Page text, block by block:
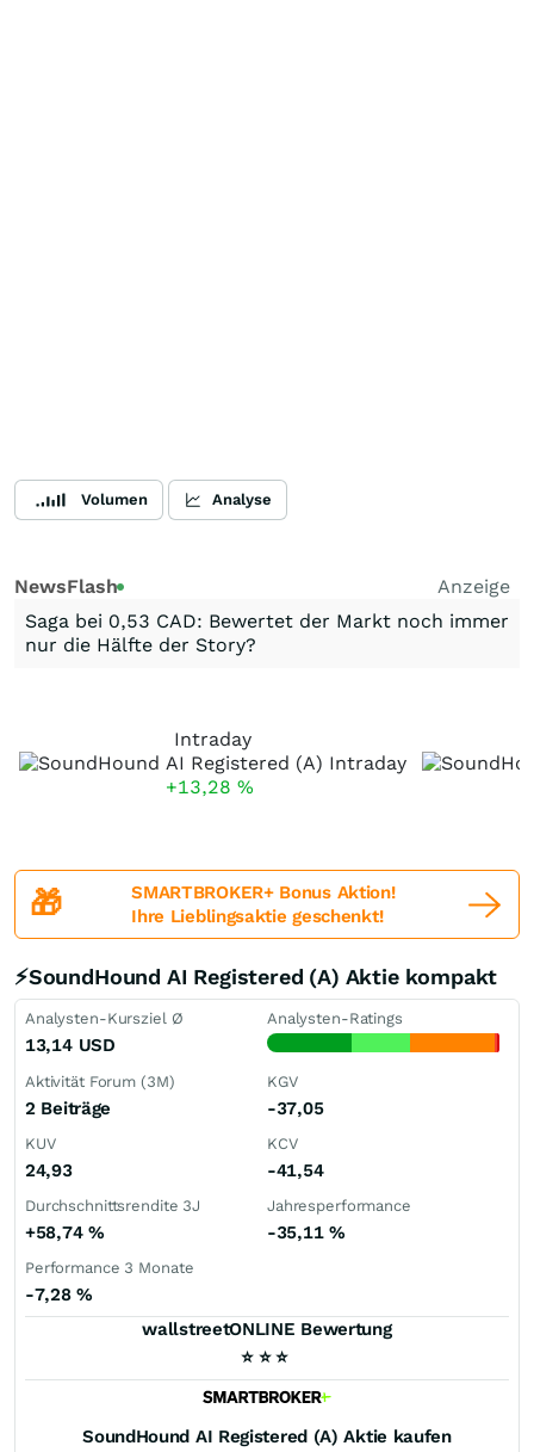
Volumen Analyse
NewsFlash
Anzeige
Saga bei 0,53 CAD: Bewertet der Markt noch immer
nur die Hälfte der Story?
Intraday
+13,28 %
🎁
SMARTBROKER+ Bonus Aktion!
Ihre Lieblingsaktie geschenkt!
⚡SoundHound AI Registered (A) Aktie kompakt
Analysten-Kursziel Ø
13,14 USD
Analysten-Ratings
Aktivität Forum (3M)
2 Beiträge
KGV
-37,05
KUV
24,93
KCV
-41,54
Durchschnittsrendite 3J
+58,74 %
Jahresperformance
-35,11 %
Performance 3 Monate
-7,28%
wallstreetONLINE Bewertung
⭐ ⭐ ⭐
SoundHound AI Registered (A) Aktie kaufen